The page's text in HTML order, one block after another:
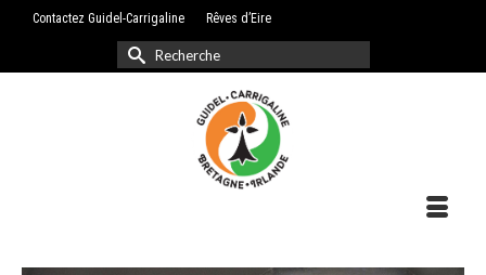
Contactez Guidel-Carrigaline Rêves d’Eire
Rechercher :